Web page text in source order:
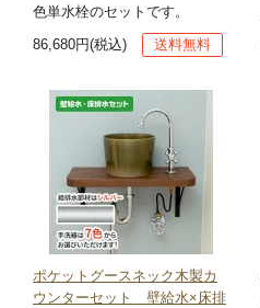
色単水栓のセットです。
86,680円(税込)
送料無料
ポケットグースネック木製カ
ウンターセット 壁給水×床排